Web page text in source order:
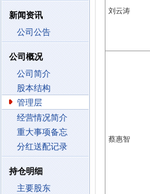
新闻资讯
公司公告
公司概况
公司简介
股本结构
管理层
经营情况简介
重大事项备忘
分红送配记录
持仓明细
主要股东
刘云涛
蔡惠智